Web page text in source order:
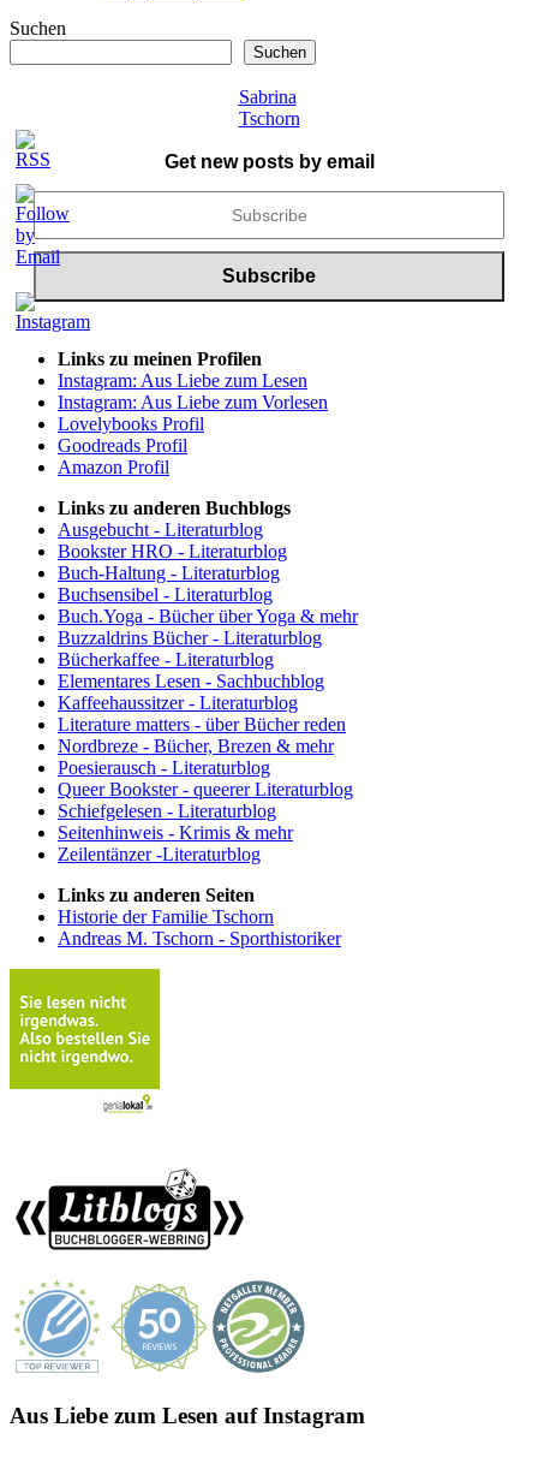
Suchen
Suchen
Sabrina
Tschorn
Get new posts by email
Links zu meinen Profilen
Instagram: Aus Liebe zum Lesen
Instagram: Aus Liebe zum Vorlesen
Lovelybooks Profil
Goodreads Profil
Amazon Profil
Links zu anderen Buchblogs
Ausgebucht - Literaturblog
Bookster HRO - Literaturblog
Buch-Haltung - Literaturblog
Buchsensibel - Literaturblog
Buch.Yoga - Bücher über Yoga & mehr
Buzzaldrins Bücher - Literaturblog
Bücherkaffee - Literaturblog
Elementares Lesen - Sachbuchblog
Kaffeehaussitzer - Literaturblog
Literature matters - über Bücher reden
Nordbreze - Bücher, Brezen & mehr
Poesierausch - Literaturblog
Queer Bookster - queerer Literaturblog
Schiefgelesen - Literaturblog
Seitenhinweis - Krimis & mehr
Zeilentänzer -Literaturblog
Links zu anderen Seiten
Historie der Familie Tschorn
Andreas M. Tschorn - Sporthistoriker
Aus Liebe zum Lesen auf Instagram